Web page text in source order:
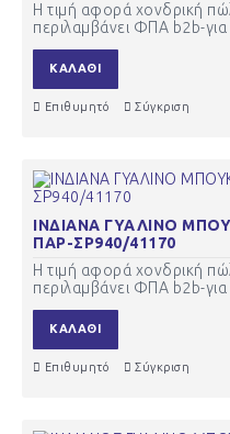
Η τιμή αφορά χονδρική
περιλαμβάνει ΦΠΑ b2b-για
ΚΑΛΆΘΙ
Επιθυμητό Σύγκριση
ΙΝΔΙΑΝΑ ΓΥΑΛΙΝΟ
ΠΑΡ-ΣΡ940/41170
Η τιμή αφορά χονδρική
περιλαμβάνει ΦΠΑ b2b-για
ΚΑΛΆΘΙ
Επιθυμητό Σύγκριση